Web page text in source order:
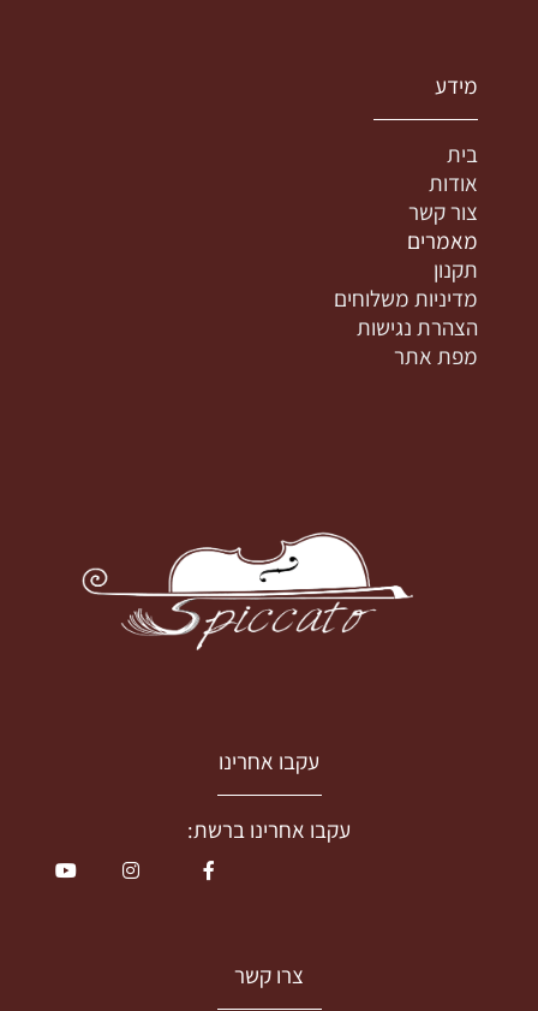
אודות
צור קשר
מאמרים
מדיניות משלוחים
הצהרת נגישות
מפת אתר
עקבו אחרינו
עקבו אחרינו ברשת:
צרו קשר